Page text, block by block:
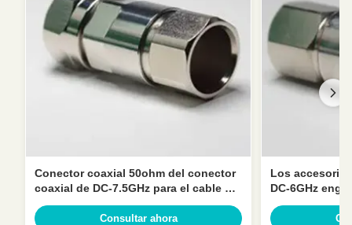
Conector coaxial 50ohm del conector
coaxial de DC-7.5GHz para el cable de
alimentación de la espuma
Consultar ahora
Los
DC-6GHz
cable de
del 1/2”